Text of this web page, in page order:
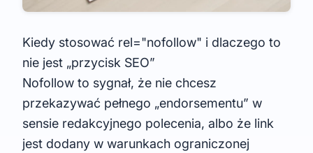
Kiedy stosować rel="nofollow" i dlaczego to
nie jest „przycisk SEO”
Nofollow to sygnał, że nie chcesz
przekazywać pełnego „endorsementu” w
sensie redakcyjnego polecenia, albo że link
jest dodany w warunkach ograniczonej